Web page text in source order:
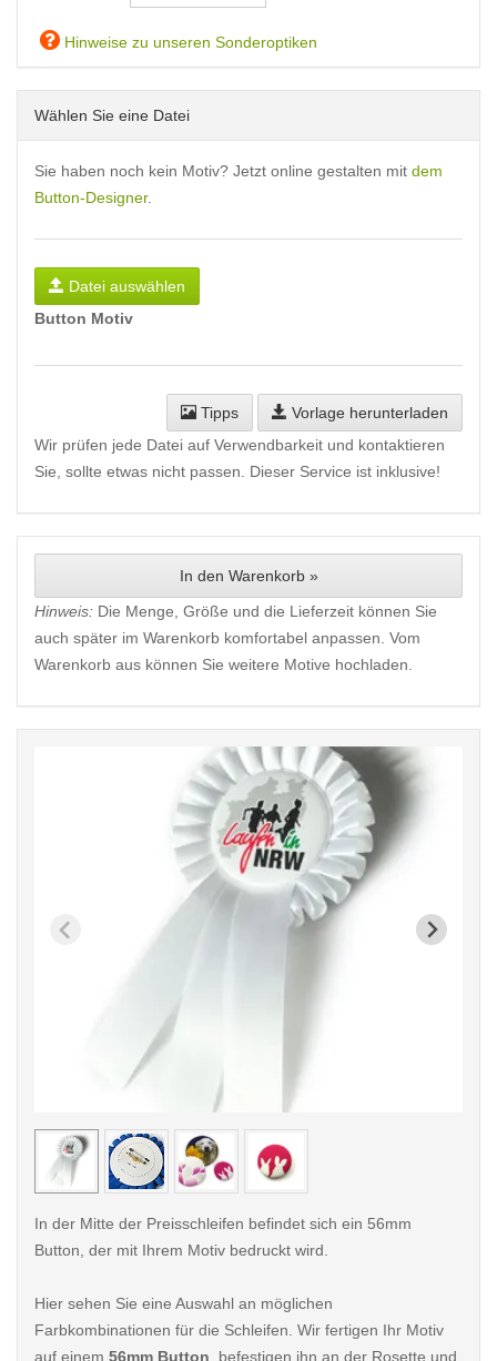
Hinweise zu unseren Sonderoptiken
Wählen Sie eine Datei
Sie haben noch kein Motiv? Jetzt online gestalten mit dem
Button-Designer.
Datei auswählen
Button Motiv
Tipps
Vorlage herunterladen
Wir prüfen jede Datei auf Verwendbarkeit und kontaktieren
Sie, sollte etwas nicht passen. Dieser Service ist inklusive!
In den Warenkorb »
Hinweis: Die Menge, Größe und die Lieferzeit können Sie
auch später im Warenkorb komfortabel anpassen. Vom
Warenkorb aus können Sie weitere Motive hochladen.
< /picture>
In der Mitte der Preisschleifen befindet sich ein 56mm
Button, der mit Ihrem Motiv bedruckt wird.
Hier sehen Sie eine Auswahl an möglichen
Farbkombinationen für die Schleifen. Wir fertigen Ihr Motiv
auf einem 56mm Button , befestigen ihn an der Rosette und